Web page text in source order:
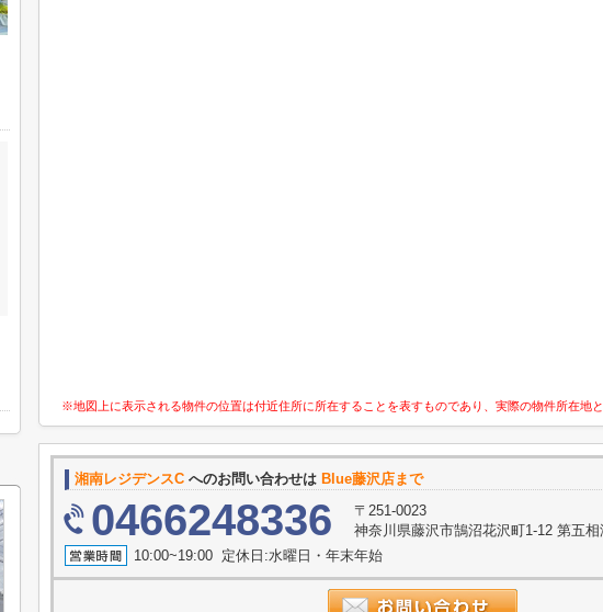
※地図上に表示される物件の位置は付近住所に所在することを表すものであり、実際の物件所在地
湘南レジデンスC へのお問い合わせは Blue藤沢店まで
0466248336
〒251-0023
神奈川県藤沢市鵠沼花沢町1-12 第五
10:00~19:00 定休日:水曜日・年末年始